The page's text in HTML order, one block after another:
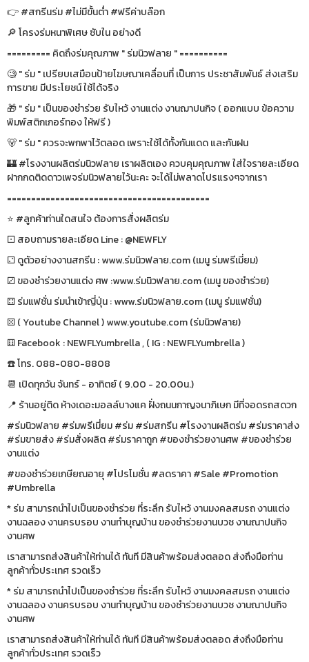
👉 #สกรีนร่ม #ไม่มีขั้นต่ำ #ฟรีค่าบล๊อก
🔎 โครงร่มหนาพิเศษ ซับใน อย่างดี
========= คิดถึงร่มคุณภาพ " ร่มนิวฟลาย " ==========
🧐 " ร่ม " เปรียบเสมือนป้ายโฆษณาเคลื่อนที่ เป็นการ ประชาสัมพันธ์ ส่งเสริม
การขาย มีประโยชน์ ใช้ได้จริง
🎁 " ร่ม " เป็นของชำร่วย รับไหว้ งานแต่ง งานฌาปนกิจ ( ออกแบบ ข้อความ
พิมพ์สติกเกอร์ทอง ให้ฟรี )
🐻 " ร่ม " ควรจะพกพาไว้ตลอด เพราะใช้ได้ทั้งกันแดด และกันฝน
🏰 #โรงงานผลิตร่มนิวฟลาย เราผลิตเอง ควบคุมคุณภาพ ใส่ใจรายละเอียด
ฝากกดติดดาวเพจร่มนิวฟลายไว้นะคะ จะได้ไม่พลาดโปรแรงๆจากเรา
==========================================
⭐️ #ลูกค้าท่านใดสนใจ ต้องการสั่งผลิตร่ม
⚀ สอบถามรายละเอียด Line : @NEWFLY
⚁ ดูตัวอย่างงานสกรีน : www.ร่มนิวฟลาย.com (เมนู ร่มพรีเมี่ยม)
⚂ ของชำร่วยงานแต่ง ศพ :www.ร่มนิวฟลาย.com (เมนู ของชำร่วย)
⚃ ร่มแฟชั่น ร่มนำเข้าญี่ปุ่น : www.ร่มนิวฟลาย.com (เมนู ร่มแฟชั่น)
⚄ ( Youtube Channel ) www.youtube.com (ร่มนิวฟลาย)
⚅ Facebook : NEWFLYumbrella , ( IG : NEWFLYumbrella )
☎️ โทร. 088-080-8808
📆 เปิดทุกวัน จันทร์ - อาทิตย์ ( 9.00 - 20.00น.)
📍 ร้านอยู่ติด ห้างเดอะมอลล์บางแค ฝั่งถนนกาญจนาภิเษก มีที่จอดรถสดวก
#ร่มนิวฟลาย #ร่มพรีเมี่ยม #ร่ม #ร่มสกรีน #โรงงานผลิตร่ม #ร่มราคาส่ง
#ร่มขายส่ง #ร่มสั่งผลิต #ร่มราคาถูก #ของชำร่วยงานศพ #ของชำร่วย
งานแต่ง
#ของชำร่วยเกษียณอายุ #โปรโมชั่น #ลดราคา #Sale #Promotion
#Umbrella
* ร่ม สามารถนำไปเป็นของชำร่วย ที่ระลึก รับไหว้ งานมงคลสมรถ งานแต่ง
งานฉลอง งานครบรอบ งานทำบุญบ้าน ของชำร่วยงานบวช งานณาปนกิจ
งานศพ
เราสามารถส่งสินค้าให้ท่านได้ ทันที มีสินค้าพร้อมส่งตลอด ส่งถึงมือท่าน
ลูกค้าทั่วประเทศ รวดเร็ว
* ร่ม สามารถนำไปเป็นของชำร่วย ที่ระลึก รับไหว้ งานมงคลสมรถ งานแต่ง
งานฉลอง งานครบรอบ งานทำบุญบ้าน ของชำร่วยงานบวช งานณาปนกิจ
งานศพ
เราสามารถส่งสินค้าให้ท่านได้ ทันที มีสินค้าพร้อมส่งตลอด ส่งถึงมือท่าน
ลูกค้าทั่วประเทศ รวดเร็ว